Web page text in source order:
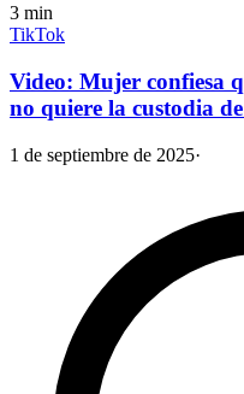
3 min
TikTok
Video: Mujer confiesa
no quiere la custodia
1 de septiembre de 2025·